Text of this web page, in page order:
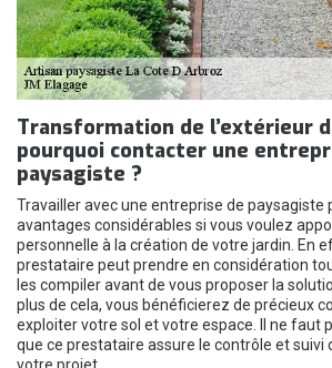
Transformation de l’extérieur
pourquoi contacter une
paysagiste ?
Travailler avec une entreprise de paysagiste
avantages considérables si vous voulez
personnelle à la création de votre jardin. En
prestataire peut prendre en considération
les compiler avant de vous proposer la
plus de cela, vous bénéficierez de précieux
exploiter votre sol et votre espace. Il ne faut
que ce prestataire assure le contrôle et suivi